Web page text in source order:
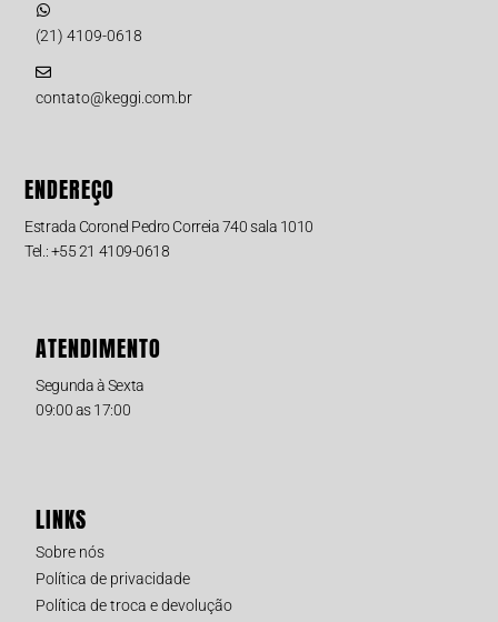
(21) 4109-0618
contato@keggi.com.br
ENDEREÇO
Estrada Coronel Pedro Correia 740 sala 1010
Tel.: +55 21 4109-0618
ATENDIMENTO
Segunda à Sexta
09:00 as 17:00
LINKS
Sobre nós
Política de privacidade
Política de troca e devolução